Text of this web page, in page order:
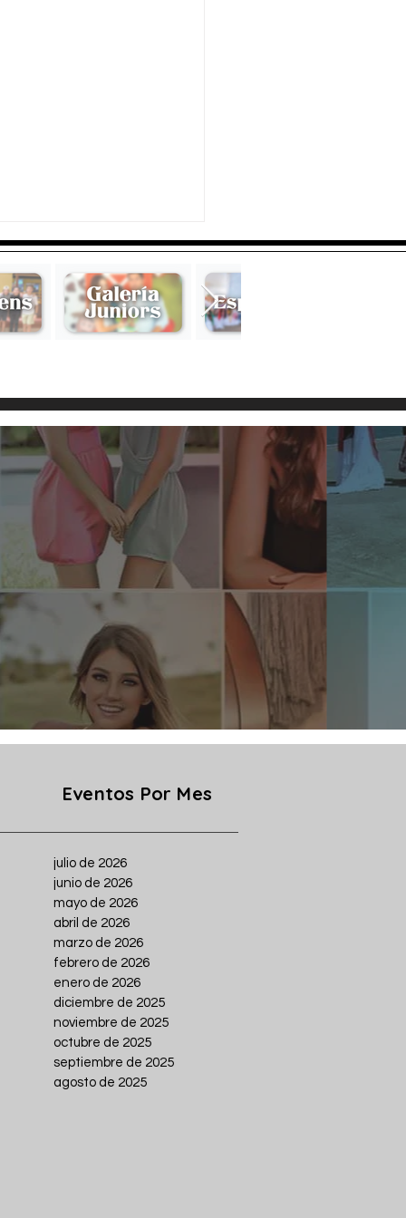
años...
Eventos Por Mes
julio de 2026
junio de 2026
mayo de 2026
abril de 2026
marzo de 2026
febrero de 2026
enero de 2026
diciembre de 2025
noviembre de 2025
octubre de 2025
septiembre de 2025
agosto de 2025